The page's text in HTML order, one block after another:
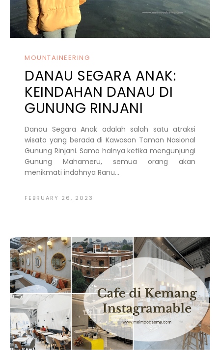
MOUNTAINEERING
DANAU SEGARA ANAK:
KEINDAHAN DANAU DI
GUNUNG RINJANI
Danau Segara Anak adalah salah satu atraksi
wisata yang berada di Kawasan Taman Nasional
Gunung Rinjani. Sama halnya ketika mengunjungi
Gunung Mahameru, semua orang akan
menikmati indahnya Ranu...
FEBRUARY 26, 2023